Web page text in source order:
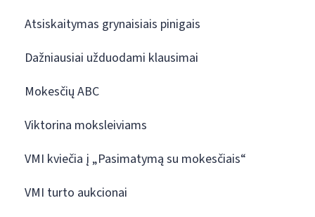
Atsiskaitymas grynaisiais pinigais
Dažniausiai užduodami klausimai
Mokesčių ABC
Viktorina moksleiviams
VMI kviečia į „Pasimatymą su mokesčiais“
VMI turto aukcionai